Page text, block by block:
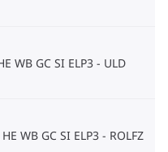
WB GC SI ELP3 ULD
WB GC SI ELP3 ROLFZ